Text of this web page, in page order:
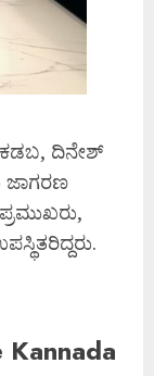
ದಿನೇಶ್
ಜಾಗರಣ